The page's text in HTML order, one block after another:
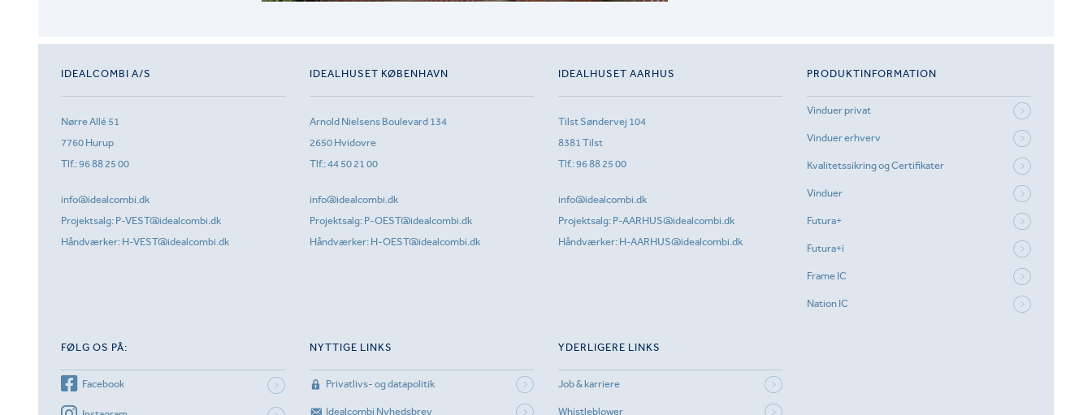
IDEALCOMBI A/S
Nørre Allé 51
7760 Hurup
Tlf.:96 88 25 00
info@idealcombi.dk
Projektsalg: P-VEST@idealcombi.dk
Håndværker: H-VEST@idealcombi.dk
IDEALHUSET KØBENHAVN
Arnold Nielsens Boulevard 134
2650 Hvidovre
Tlf.:44 50 21 00
info@idealcombi.dk
Projektsalg: P-OEST@idealcombi.dk
Håndværker: H-OEST@idealcombi.dk
IDEALHUSET AARHUS
Tilst Søndervej 104
8381 Tilst
Tlf.:96 88 25 00
info@idealcombi.dk
Projektsalg: P-AARHUS@idealcombi.dk
Håndværker: H-AARHUS@idealcombi.dk
PRODUKTINFORMATION
Vinduer privat
Vinduer erhverv
Kvalitetssikring og Certifikater
Vinduer
Futura+
Futura+i
Frame IC
Nation IC
FØLG OS PÅ:
Facebook
NYTTIGE LINKS
Privatlivs- og datapolitik
Idealcombi Nyhedsbrev
YDERLIGERE LINKS
Job & karriere
Whistleblower